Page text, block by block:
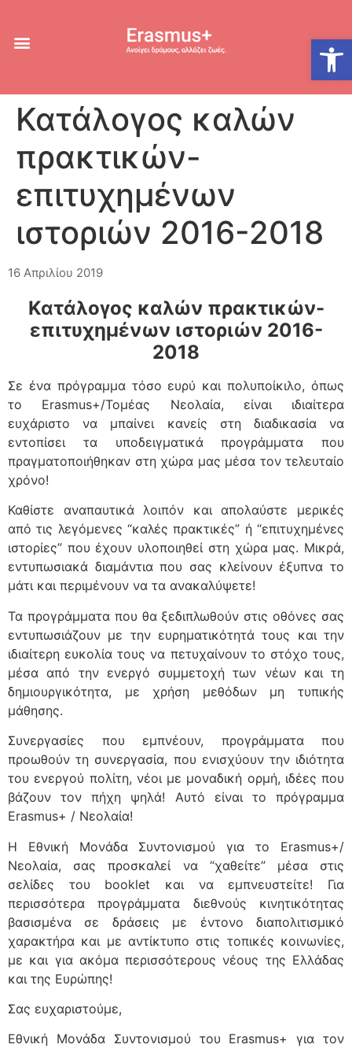
Κατάλογος καλών
πρακτικών-
επιτυχημένων
ιστοριών 2016-2018
16 Απριλίου 2019
Κατάλογος καλών πρακτικών-
επιτυχημένων ιστοριών 2016-
2018
Σε ένα πρόγραμμα τόσο ευρύ και πολυποίκιλο, όπως
το Erasmus+/Τομέας Νεολαία, είναι ιδιαίτερα
ευχάριστο να μπαίνει κανείς στη διαδικασία να
εντοπίσει τα υποδειγματικά προγράμματα που
πραγματοποιήθηκαν στη χώρα μας μέσα τον τελευταίο
χρόνο!
Καθίστε αναπαυτικά λοιπόν και απολαύστε μερικές
από τις λεγόμενες “καλές πρακτικές” ή “επιτυχημένες
ιστορίες” που έχουν υλοποιηθεί στη χώρα μας. Μικρά,
εντυπωσιακά διαμάντια που σας κλείνουν έξυπνα το
μάτι και περιμένουν να τα ανακαλύψετε!
Τα προγράμματα που θα ξεδιπλωθούν στις οθόνες σας
εντυπωσιάζουν με την ευρηματικότητά τους και την
ιδιαίτερη ευκολία τους να πετυχαίνουν το στόχο τους,
μέσα από την ενεργό συμμετοχή των νέων και τη
δημιουργικότητα, με χρήση μεθόδων μη τυπικής
μάθησης.
Συνεργασίες που εμπνέουν, προγράμματα που
προωθούν τη συνεργασία, που ενισχύουν την ιδιότητα
του ενεργού πολίτη, νέοι με μοναδική ορμή, ιδέες που
βάζουν τον πήχη ψηλά! Αυτό είναι το πρόγραμμα
Erasmus+ / Νεολαία!
Η Εθνική Μονάδα Συντονισμού για το Erasmus+/
Νεολαία, σας προσκαλεί να “χαθείτε” μέσα στις
σελίδες του booklet και να εμπνευστείτε! Για
περισσότερα προγράμματα διεθνούς κινητικότητας
βασισμένα σε δράσεις με έντονο διαπολιτισμικό
χαρακτήρα και με αντίκτυπο στις τοπικές κοινωνίες,
με και για ακόμα περισσότερους νέους της Ελλάδας
και της Ευρώπης!
Σας ευχαριστούμε,
Εθνική Μονάδα Συντονισμού του Erasmus+ για τον